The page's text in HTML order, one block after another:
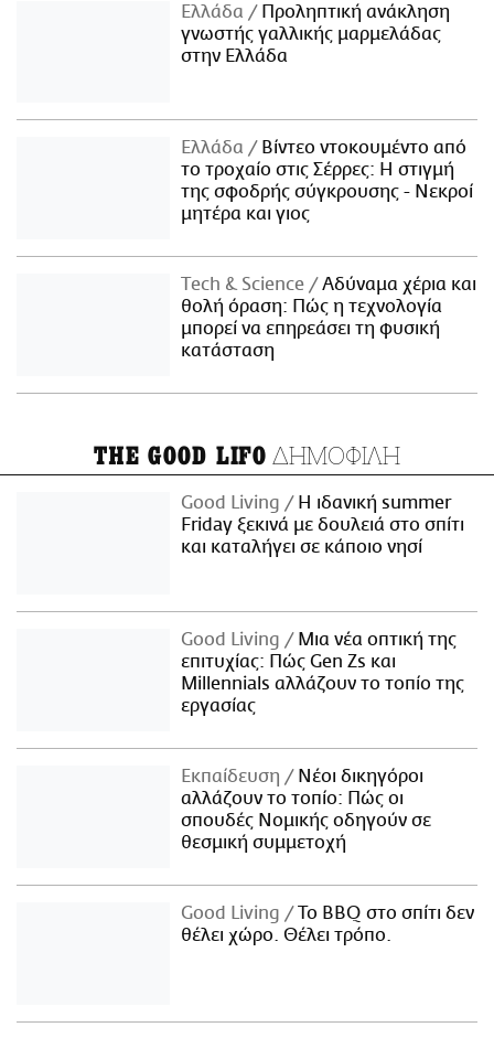
Ελλάδα
Προληπτική ανάκληση
γνωστής γαλλικής μαρμελάδας
στην Ελλάδα
Ελλάδα
Βίντεο ντοκουμέντο από
το τροχαίο στις Σέρρες: Η στιγμή
της σφοδρής σύγκρουσης - Νεκροί
μητέρα και γιος
Τech & Science
Αδύναμα χέρια και
θολή όραση: Πώς η τεχνολογία
μπορεί να επηρεάσει τη φυσική
κατάσταση
THE GOOD LIFO ΔΗΜΟΦΙΛΗ
Good Living
Η ιδανική summer
Friday ξεκινά με δουλειά στο σπίτι
και καταλήγει σε κάποιο νησί
Good Living
Μια νέα οπτική της
επιτυχίας: Πώς Gen Zs και
Millennials αλλάζουν το τοπίο της
εργασίας
Εκπαίδευση
Νέοι δικηγόροι
αλλάζουν το τοπίο: Πώς οι
σπουδές Νομικής οδηγούν σε
θεσμική συμμετοχή
Good Living
Το BBQ στο σπίτι δεν
θέλει χώρο. Θέλει τρόπο.